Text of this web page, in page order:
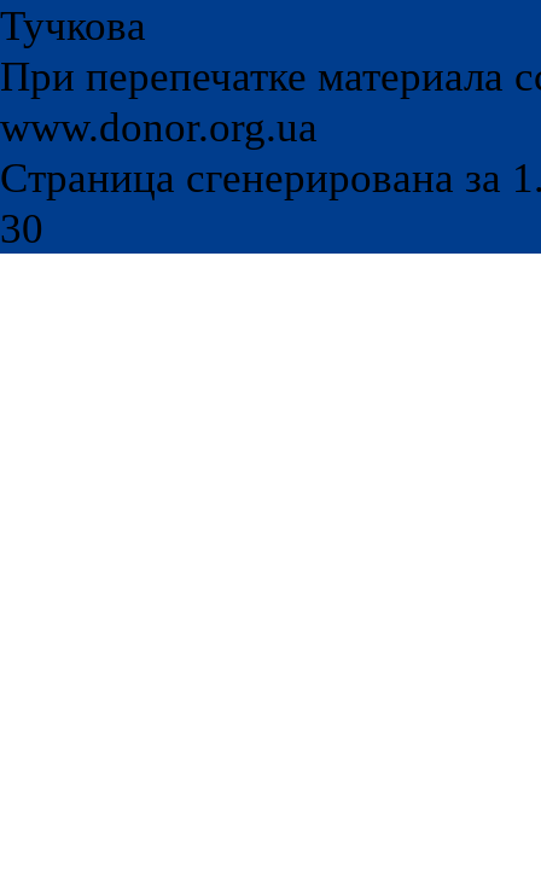
Тучкова
При перепечатке материала
www.donor.org.ua
Страница сгенерирована за
30